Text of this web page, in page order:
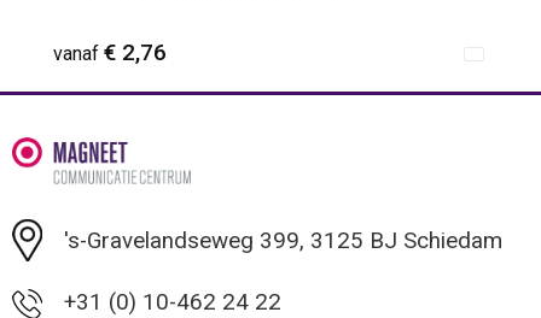
vanaf € 2,76
Minimale afname: 1
's-Gravelandseweg 399, 3125 BJ Schiedam
+31 (0) 10-462 24 22